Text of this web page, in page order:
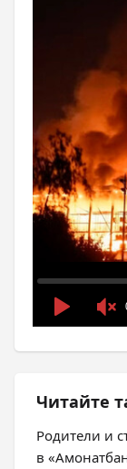
Читайте
Родители и
в